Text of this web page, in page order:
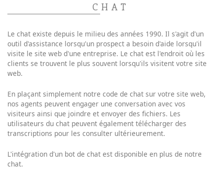
CHAT
Le chat existe depuis le milieu des années 1990. Il s'agit d'un
outil d'assistance lorsqu'un prospect a besoin d'aide lorsqu'il
visite le site web d'une entreprise. Le chat est l'endroit où les
clients se trouvent le plus souvent lorsqu'ils visitent votre site
web.
En plaçant simplement notre code de chat sur votre site web,
nos agents peuvent engager une conversation avec vos
visiteurs ainsi que joindre et envoyer des fichiers. Les
utilisateurs du chat peuvent également télécharger des
transcriptions pour les consulter ultérieurement.
L'intégration d'un bot de chat est disponible en plus de notre
chat.